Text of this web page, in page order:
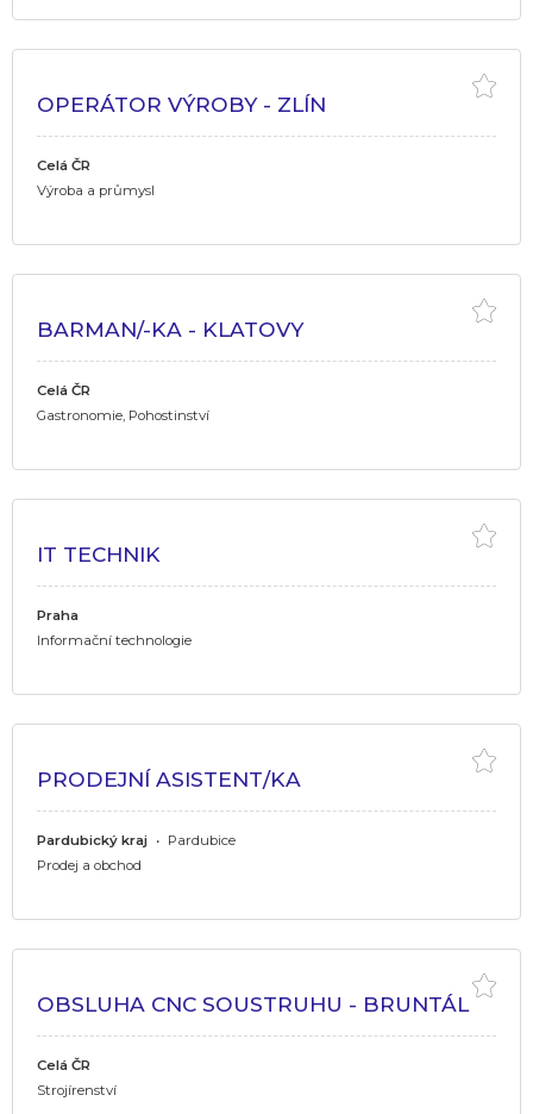
OPERÁTOR VÝROBY - ZLÍN
Celá ČR
Výroba a průmysl
BARMAN/-KA - KLATOVY
Celá ČR
Gastronomie, Pohostinství
IT TECHNIK
Praha
Informační technologie
PRODEJNÍ ASISTENT/KA
Pardubický kraj • Pardubice
Prodej a obchod
OBSLUHA CNC SOUSTRUHU - BRUNTÁL
Celá ČR
Strojírenství